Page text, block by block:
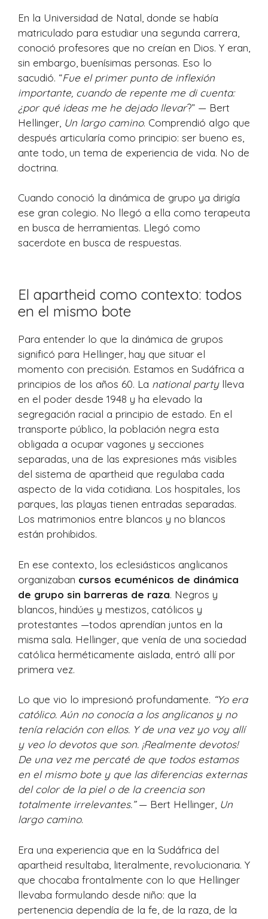
En la Universidad de Natal, donde se había
matriculado para estudiar una segunda carrera,
conoció profesores que no creían en Dios. Y eran,
sin embargo, buenísimas personas. Eso lo
sacudió. “Fue el primer punto de inflexión
importante, cuando de repente me di cuenta:
¿por qué ideas me he dejado llevar?” — Bert
Hellinger, Un largo camino. Comprendió algo que
después articularía como principio: ser bueno es,
ante todo, un tema de experiencia de vida. No de
doctrina.
Cuando conoció la dinámica de grupo ya dirigía
ese gran colegio. No llegó a ella como terapeuta
en busca de herramientas. Llegó como
sacerdote en busca de respuestas.
El apartheid como contexto: todos
en el mismo bote
Para entender lo que la dinámica de grupos
significó para Hellinger, hay que situar el
momento con precisión. Estamos en Sudáfrica a
principios de los años 60. La national partylleva
en el poder desde 1948 y ha elevado la
segregación racial a principio de estado. En el
transporte público, la población negra esta
obligada a ocupar vagones y secciones
separadas, una de las expresiones más visibles
del sistema de apartheid que regulaba cada
aspecto de la vida cotidiana. Los hospitales, los
parques, las playas tienen entradas separadas.
Los matrimonios entre blancos y no blancos
están prohibidos.
En ese contexto, los eclesiásticos anglicanos
organizaban cursos ecuménicos de dinámica
de grupo sin barreras de raza. Negros y
blancos, hindúes y mestizos, católicos y
protestantes —todos aprendían juntos en la
misma sala. Hellinger, que venía de una sociedad
católica herméticamente aislada, entró allí por
primera vez.
Lo que vio lo impresionó profundamente. “Yo era
católico. Aún no conocía a los anglicanos y no
tenía relación con ellos. Y de una vez yo voy allí
y veo lo devotos que son. ¡Realmente devotos!
De una vez me percaté de que todos estamos
en el mismo bote y que las diferencias externas
del color de la piel o de la creencia son
totalmente irrelevantes.”— Bert Hellinger, Un
largo camino.
Era una experiencia que en la Sudáfrica del
apartheid resultaba, literalmente, revolucionaria. Y
que chocaba frontalmente con lo que Hellinger
llevaba formulando desde niño: que la
pertenencia dependía de la fe, de la raza, de la